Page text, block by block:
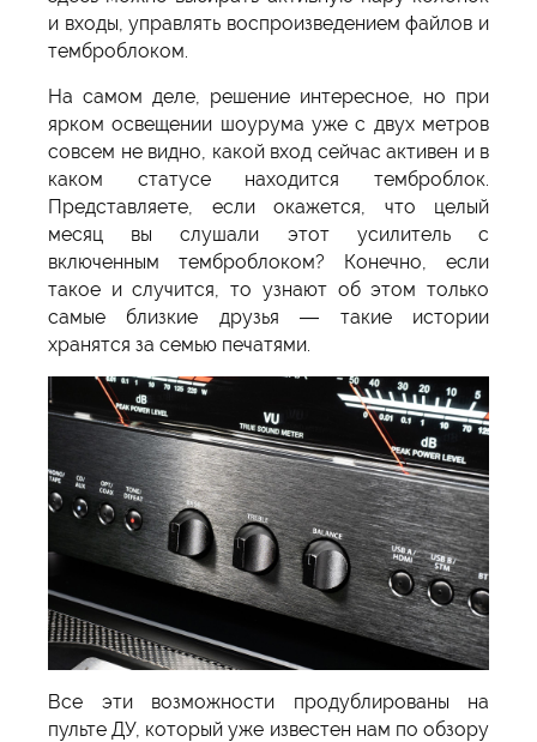
и входы, управлять воспроизведением файлов и
темброблоком.
На самом деле, решение интересное, но при
ярком освещении шоурума уже с двух метров
совсем не видно, какой вход сейчас активен и в
каком статусе находится темброблок.
Представляете, если окажется, что целый
месяц вы слушали этот усилитель с
включенным темброблоком? Конечно, если
такое и случится, то узнают об этом только
самые близкие друзья — такие истории
хранятся за семью печатями.
Все эти возможности продублированы на
пульте ДУ, который уже известен нам по обзору